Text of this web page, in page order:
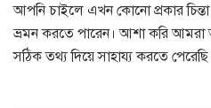
আপনি চাইলে এখন কোনো প্রকার
ভ্রমন করতে পারেন। আশা করি আমরা
সঠিক তথ্য দিয়ে সাহায্য করতে